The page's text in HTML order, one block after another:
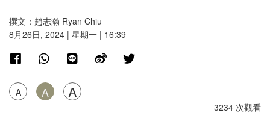
撰文：趙志瀚 Ryan Chiu
8月26日, 2024 | 星期一 | 16:39
A A A
3234 次觀看